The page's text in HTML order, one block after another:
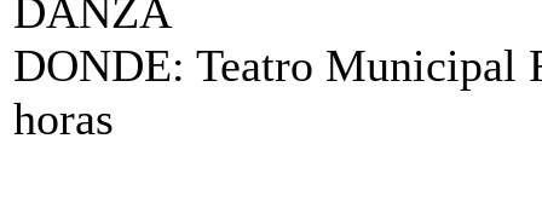
DANZA
DONDE: Teatro Municipal
horas